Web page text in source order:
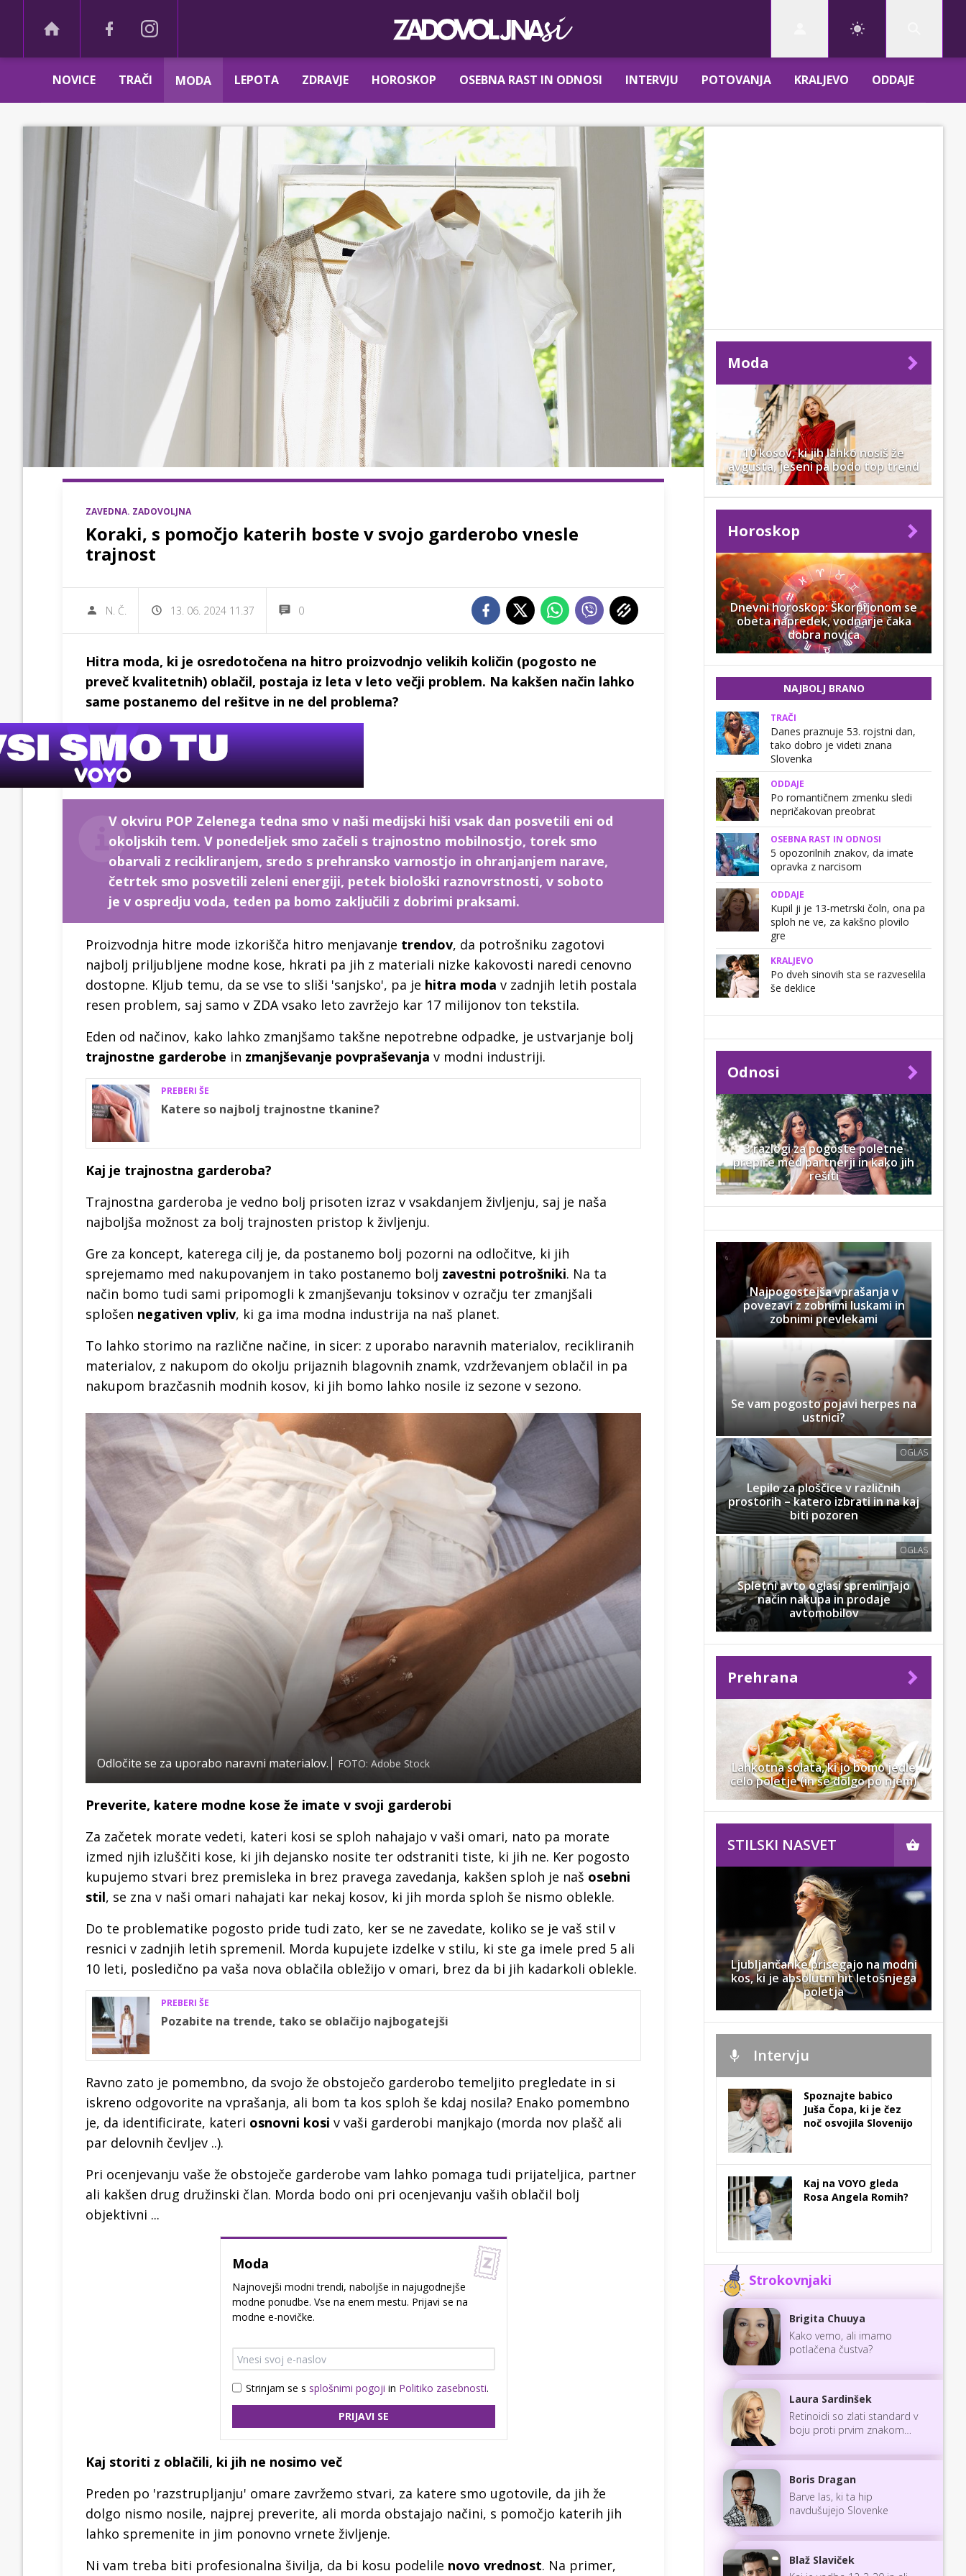
NOVICE TRAČI MODA LEPOTA ZDRAVJE HOROSKOP OSEBNA RAST IN ODNOSI INTERVJU POTOVANJA KRALJEVO ODDAJE
ZAVEDNA. ZADOVOLJNA
Koraki, s pomočjo katerih boste v svojo garderobo vnesle
trajnost
N. Č. 13. 06. 2024 11.37 0
Hitra moda, ki je osredotočena na hitro proizvodnjo velikih količin (pogosto ne
preveč kvalitetnih) oblačil, postaja iz leta v leto večji problem. Na kakšen način lahko
same postanemo del rešitve in ne del problema?
V okviru POP Zelenega tedna smo v naši medijski hiši vsak dan posvetili eni od
okoljskih tem. V ponedeljek smo začeli s trajnostno mobilnostjo, torek smo
obarvali z recikliranjem, sredo s prehransko varnostjo in ohranjanjem narave,
četrtek smo posvetili zeleni energiji, petek biološki raznovrstnosti, v soboto
je v ospredju voda, teden pa bomo zaključili z dobrimi praksami.
Proizvodnja hitre mode izkorišča hitro menjavanje trendov, da potrošniku zagotovi
najbolj priljubljene modne kose, hkrati pa jih z materiali nizke kakovosti naredi cenovno
dostopne. Kljub temu, da se vse to sliši 'sanjsko', pa je hitra moda v zadnjih letih postala
resen problem, saj samo v ZDA vsako leto zavržejo kar 17 milijonov ton tekstila.
Eden od načinov, kako lahko zmanjšamo takšne nepotrebne odpadke, je ustvarjanje bolj
trajnostne garderobe in zmanjševanje povpraševanja v modni industriji.
PREBERI ŠE
Katere so najbolj trajnostne tkanine?
Kaj je trajnostna garderoba?
Trajnostna garderoba je vedno bolj prisoten izraz v vsakdanjem življenju, saj je naša
najboljša možnost za bolj trajnosten pristop k življenju.
Gre za koncept, katerega cilj je, da postanemo bolj pozorni na odločitve, ki jih
sprejemamo med nakupovanjem in tako postanemo bolj zavestni potrošniki. Na ta
način bomo tudi sami pripomogli k zmanjševanju toksinov v ozračju ter zmanjšali
splošen negativen vpliv, ki ga ima modna industrija na naš planet.
To lahko storimo na različne načine, in sicer: z uporabo naravnih materialov, recikliranih
materialov, z nakupom do okolju prijaznih blagovnih znamk, vzdrževanjem oblačil in pa
nakupom brazčasnih modnih kosov, ki jih bomo lahko nosile iz sezone v sezono.
Odločite se za uporabo naravni materialov. FOTO: Adobe Stock
Preverite, katere modne kose že imate v svoji garderobi
Za začetek morate vedeti, kateri kosi se sploh nahajajo v vaši omari, nato pa morate
izmed njih izluščiti kose, ki jih dejansko nosite ter odstraniti tiste, ki jih ne. Ker pogosto
kupujemo stvari brez premisleka in brez pravega zavedanja, kakšen sploh je naš osebni
stil, se zna v naši omari nahajati kar nekaj kosov, ki jih morda sploh še nismo oblekle.
Do te problematike pogosto pride tudi zato, ker se ne zavedate, koliko se je vaš stil v
resnici v zadnjih letih spremenil. Morda kupujete izdelke v stilu, ki ste ga imele pred 5 ali
10 leti, posledično pa vaša nova oblačila obležijo v omari, brez da bi jih kadarkoli oblekle.
PREBERI ŠE
Pozabite na trende, tako se oblačijo najbogatejši
Ravno zato je pomembno, da svojo že obstoječo garderobo temeljito pregledate in si
iskreno odgovorite na vprašanja, ali bom ta kos sploh še kdaj nosila? Enako pomembno
je, da identificirate, kateri osnovni kosi v vaši garderobi manjkajo (morda nov plašč ali
par delovnih čevljev ..).
Pri ocenjevanju vaše že obstoječe garderobe vam lahko pomaga tudi prijateljica, partner
ali kakšen drug družinski član. Morda bodo oni pri ocenjevanju vaših oblačil bolj
objektivni ...
Moda
Najnovejši modni trendi, naboljše in najugodnejše
modne ponudbe. Vse na enem mestu. Prijavi se na
modne e-novičke.
Strinjam se s splošnimi pogoji in Politiko zasebnosti.
PRIJAVI SE
Kaj storiti z oblačili, ki jih ne nosimo več
Preden po 'razstrupljanju' omare zavržemo stvari, za katere smo ugotovile, da jih že
dolgo nismo nosile, najprej preverite, ali morda obstajajo načini, s pomočjo katerih jih
lahko spremenite in jim ponovno vrnete življenje.
Ni vam treba biti profesionalna šivilja, da bi kosu podelile novo vrednost. Na primer,
Moda
10 kosov, ki jih lahko nosiš že
avgusta, jeseni pa bodo top trend
Horoskop
Dnevni horoskop: Škorpijonom se
obeta napredek, vodnarje čaka
dobra novica
NAJBOLJ BRANO
TRAČI
Danes praznuje 53. rojstni dan,
tako dobro je videti znana
Slovenka
ODDAJE
Po romantičnem zmenku sledi
nepričakovan preobrat
OSEBNA RAST IN ODNOSI
5 opozorilnih znakov, da imate
opravka z narcisom
ODDAJE
Kupil ji je 13-metrski čoln, ona pa
sploh ne ve, za kakšno plovilo
gre
KRALJEVO
Po dveh sinovih sta se razveselila
še deklice
Odnosi
3 razlogi za pogoste poletne
prepire med partnerji in kako jih
rešiti
Najpogostejša vprašanja v
povezavi z zobnimi luskami in
zobnimi prevlekami
Se vam pogosto pojavi herpes na
ustnici?
OGLAS
Lepilo za ploščice v različnih
prostorih – katero izbrati in na kaj
biti pozoren
OGLAS
Spletni avto oglasi spreminjajo
način nakupa in prodaje
avtomobilov
Prehrana
Lahkotna solata, ki jo bomo jedle
celo poletje (in še dolgo po njem)
STILSKI NASVET
Ljubljančanke prisegajo na modni
kos, ki je absolutni hit letošnjega
poletja
Intervju
Spoznajte babico
Juša Čopa, ki je čez
noč osvojila Slovenijo
Kaj na VOYO gleda
Rosa Angela Romih?
Strokovnjaki
Brigita Chuuya
Kako vemo, ali imamo
potlačena čustva?
Laura Sardinšek
Retinoidi so zlati standard v
boju proti prvim znakom
Boris Dragan
Barve las, ki ta hip
navdušujejo Slovenke
Blaž Slaviček